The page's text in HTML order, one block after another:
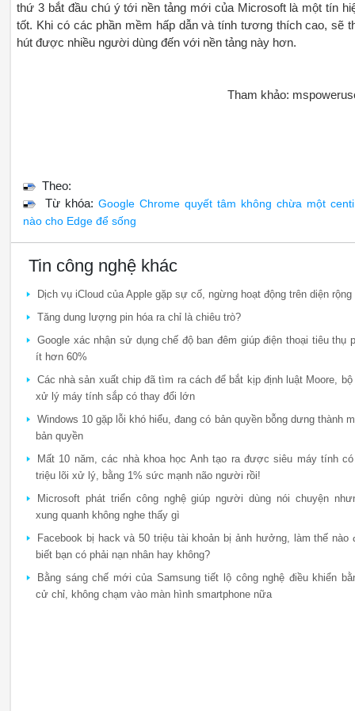
thứ 3 bắt đầu chú ý tới nền tảng mới của Microsoft là một tín
tốt. Khi có các phần mềm hấp dẫn và tính tương thích cao, sẽ
hút được nhiều người dùng đến với nền tảng này hơn.
Tham khảo:
Theo:
Từ khóa: Google Chrome quyết tâm không chừa một
nào cho Edge để sống
Tin công nghệ khác
Dịch vụ iCloud của Apple gặp sự cố, ngừng hoạt động trên diện rộng
Tăng dung lượng pin hóa ra chỉ là chiêu trò?
Google xác nhận sử dụng chế độ ban đêm giúp điện thoại tiêu thụ
ít hơn 60%
Các nhà sản xuất chip đã tìm ra cách để bắt kịp định luật Moore, bộ
xử lý máy tính sắp có thay đổi lớn
Windows 10 gặp lỗi khó hiểu, đang có bản quyền bỗng dưng thành
bản quyền
Mất 10 năm, các nhà khoa học Anh tạo ra được siêu máy tính
triệu lõi xử lý, bằng 1% sức mạnh não người rồi!
Microsoft phát triển công nghệ giúp người dùng nói chuyện
xung quanh không nghe thấy gì
Facebook bị hack và 50 triệu tài khoản bị ảnh hưởng, làm thế nào
biết bạn có phải nạn nhân hay không?
Bằng sáng chế mới của Samsung tiết lộ công nghệ điều khiển
cử chỉ, không chạm vào màn hình smartphone nữa